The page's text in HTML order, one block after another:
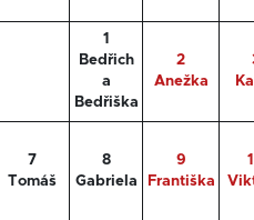
1
Bedřich
a
Bedřiška
2
Anežka
7
Tomáš
8
Gabriela
9
Františka